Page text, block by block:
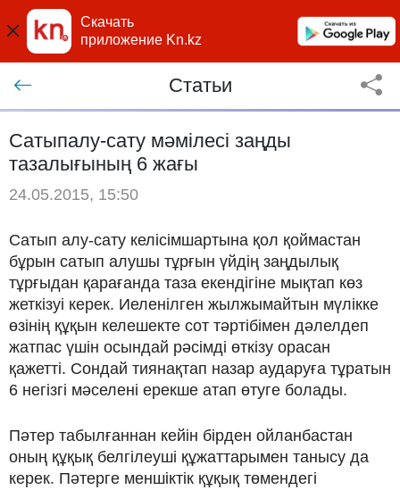
Скачать
приложение Kn.kz
Статьи
Сатыпалу-сату мәмілесі заңды
тазалығының 6 жағы
24.05.2015, 15:50
Сатып алу-сату келісімшартына қол қоймастан
бұрын сатып алушы тұрғын үйдің заңдылық
тұрғыдан қарағанда таза екендігіне мықтап көз
жеткізуі керек. Иеленілген жылжымайтын мүлікке
өзінің құқын келешекте сот тәртібімен дәлелдеп
жатпас үшін осындай рәсімді өткізу орасан
қажетті. Сондай тиянақтап назар аударуға тұратын
6 негізгі мәселені ерекше атап өтуге болады.
Пәтер табылғаннан кейін бірден ойланбастан
оның құқық белгілеуші құжаттарымен танысу да
керек. Пәтерге меншіктік құқық төмендегі